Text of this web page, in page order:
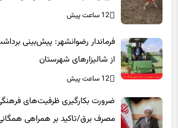
از شالیزارهای شهرستان
12 ساعت پیش
ضرورت بکارگیری ظرفیت‌های
مصرف برق/تاکید بر همراهی همگانی در
12 ساعت پیش